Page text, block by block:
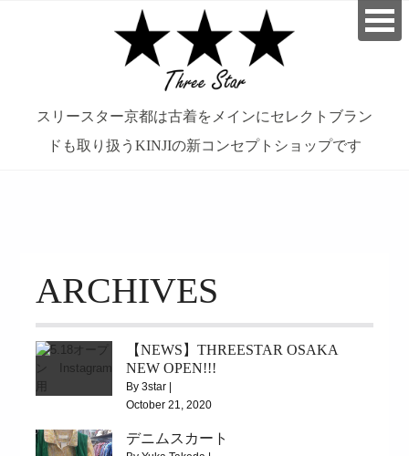
スリースター京都は古着をメインにセレクトブラン
ドも取り扱うKINJIの新コンセプトショップです
ARCHIVES
【NEWS】THREESTAR OSAKA
NEW OPEN!!!
By 3star |
October 21, 2020
|36176
デニムスカート